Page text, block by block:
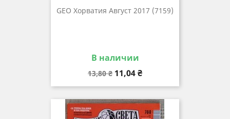
GEO Хорватия Август 2017 (7159)
В наличии
Базовая
13,80 ₴ Цена
11,04 ₴